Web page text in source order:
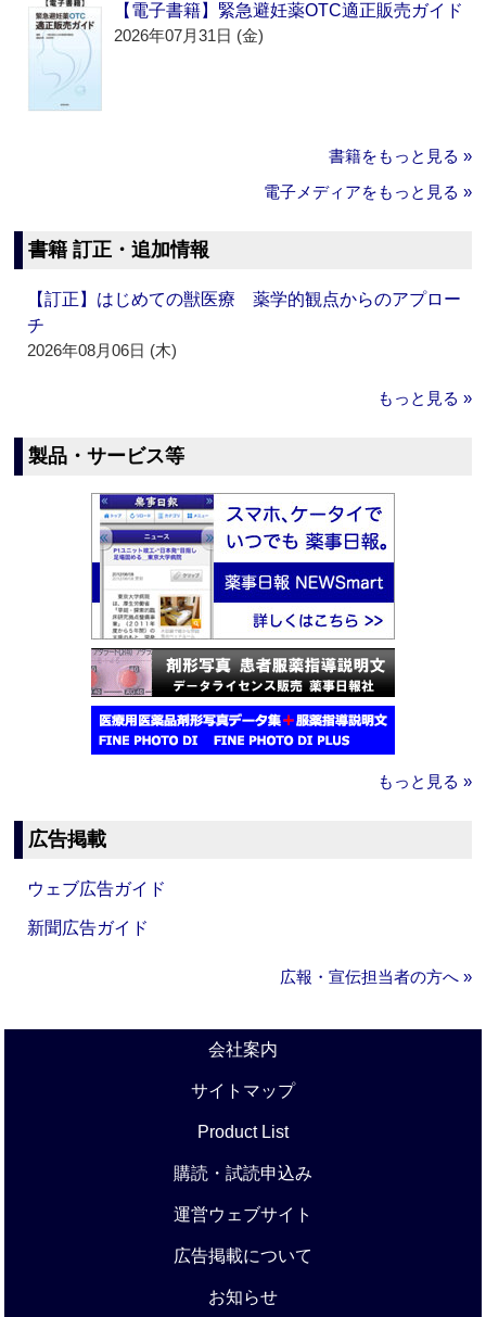
【電子書籍】緊急避妊薬OTC適正販売ガイド
2026年07月31日 (金)
書籍をもっと見る »
電子メディアをもっと見る »
書籍 訂正・追加情報
【訂正】はじめての獣医療 薬学的観点からのアプロー
チ
2026年08月06日 (木)
もっと見る »
製品・サービス等
もっと見る »
広告掲載
ウェブ広告ガイド
新聞広告ガイド
広報・宣伝担当者の方へ »
会社案内
サイトマップ
Product List
購読・試読申込み
運営ウェブサイト
広告掲載について
お知らせ